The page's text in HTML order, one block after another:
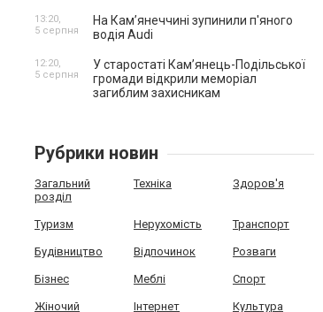
На Камʼянеччині зупинили п'яного
водія Audi
13:20,
5 серпня
У старостаті Кам’янець-Подільської
громади відкрили меморіал
загиблим захисникам
12:20,
5 серпня
Рубрики новин
Загальний
розділ
Техніка Здоров'я
Туризм Нерухомість Транспорт
Будівництво Відпочинок Розваги
Бізнес Меблі Спорт
Жіночий
Інтернет Культура